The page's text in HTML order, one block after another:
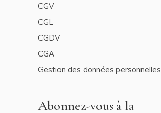
CGV
CGL
CGDV
CGA
Gestion des données personnelles
Abonnez-vous à la